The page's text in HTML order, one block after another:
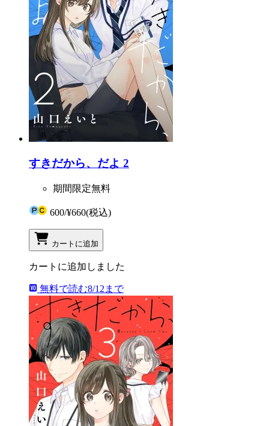
すきだから、だよ 2
期間限定無料
600/¥660(税込)
カートに追加
カートに追加しました
無料で読む8/12まで